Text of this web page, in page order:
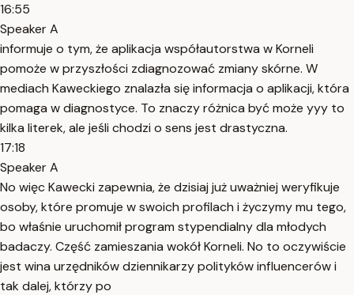
16:55
Speaker A
informuje o tym, że aplikacja współautorstwa w Korneli
pomoże w przyszłości zdiagnozować zmiany skórne. W
mediach Kaweckiego znalazła się informacja o aplikacji, która
pomaga w diagnostyce. To znaczy różnica być może yyy to
kilka literek, ale jeśli chodzi o sens jest drastyczna.
17:18
Speaker A
No więc Kawecki zapewnia, że dzisiaj już uważniej weryfikuje
osoby, które promuje w swoich profilach i życzymy mu tego,
bo właśnie uruchomił program stypendialny dla młodych
badaczy. Część zamieszania wokół Korneli. No to oczywiście
jest wina urzędników dziennikarzy polityków influencerów i
tak dalej, którzy po